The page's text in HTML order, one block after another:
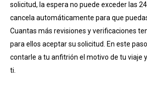
solicitud, la espera no puede exceder las
cancela automáticamente para que
Cuantas más revisiones y verificaciones
para ellos aceptar su solicitud. En este
contarle a tu anfitrión el motivo de tu viaje
ti.